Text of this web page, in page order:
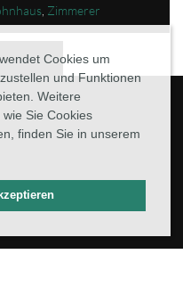
Cookies um
und Funktionen
Weitere
Sie Cookies
finden Sie in unserem
Zimmerer